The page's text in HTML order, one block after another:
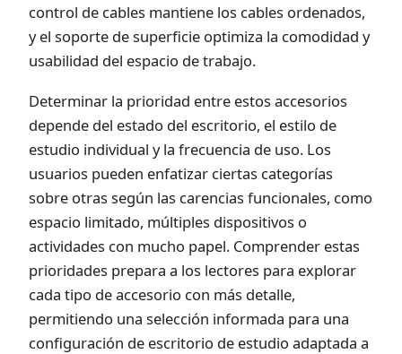
control de cables mantiene los cables ordenados,
y el soporte de superficie optimiza la comodidad y
usabilidad del espacio de trabajo.
Determinar la prioridad entre estos accesorios
depende del estado del escritorio, el estilo de
estudio individual y la frecuencia de uso. Los
usuarios pueden enfatizar ciertas categorías
sobre otras según las carencias funcionales, como
espacio limitado, múltiples dispositivos o
actividades con mucho papel. Comprender estas
prioridades prepara a los lectores para explorar
cada tipo de accesorio con más detalle,
permitiendo una selección informada para una
configuración de escritorio de estudio adaptada a